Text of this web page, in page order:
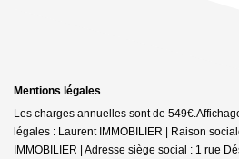
Mentions légales
Les charges annuelles sont de 549€.
légales : Laurent IMMOBILIER | Raison
IMMOBILIER | Adresse siège social : 1 rue